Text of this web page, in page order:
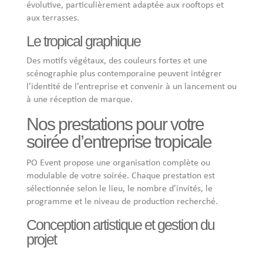
évolutive, particulièrement adaptée aux rooftops et
aux terrasses.
Le tropical graphique
Des motifs végétaux, des couleurs fortes et une
scénographie plus contemporaine peuvent intégrer
l’identité de l’entreprise et convenir à un lancement ou
à une réception de marque.
Nos prestations pour votre
soirée d’entreprise tropicale
PO Event propose une organisation complète ou
modulable de votre soirée. Chaque prestation est
sélectionnée selon le lieu, le nombre d’invités, le
programme et le niveau de production recherché.
Conception artistique et gestion du
projet